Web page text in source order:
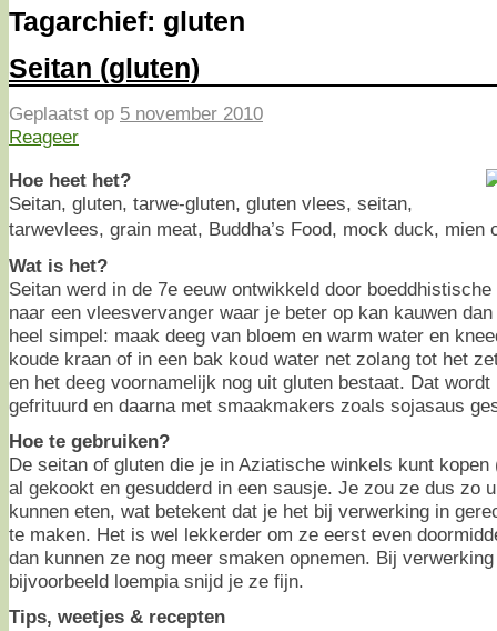
Tagarchief: gluten
Seitan (gluten)
Geplaatst op 5 november 2010
Reageer
Hoe heet het?
Seitan, gluten, tarwe-gluten, gluten vlees, seitan,
tarwevlees, grain meat, Buddha’s Food, mock duck, mien
Wat is het?
Seitan werd in de 7e eeuw ontwikkeld door
naar een vleesvervanger waar je beter op kan kauwen
heel simpel: maak deeg van bloem en warm water en
koude kraan of in een bak koud water net zolang tot het
en het deeg voornamelijk nog uit gluten bestaat. Dat
gefrituurd en daarna met smaakmakers zoals sojasaus
Hoe te gebruiken?
De seitan of gluten die je in Aziatische winkels kunt
al gekookt en gesudderd in een sausje. Je zou ze dus zo
kunnen eten, wat betekent dat je het bij verwerking in
te maken. Het is wel lekkerder om ze eerst even
dan kunnen ze nog meer smaken opnemen. Bij
bijvoorbeeld loempia snijd je ze fijn.
Tips, weetjes & recepten